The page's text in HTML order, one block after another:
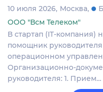
10 июля 2026 Москва
ООО "Всм Телеком"
В стартап (IT-
помощник
операционном
Организационно-
руководителя: 1. Прием…